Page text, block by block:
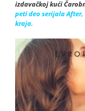
izdavačkoj kući
peti deo serijala
kraja.